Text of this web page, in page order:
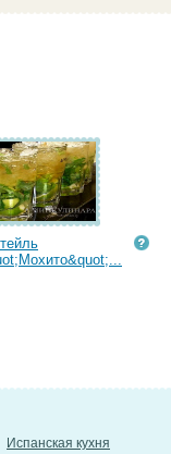
Испанская кухня